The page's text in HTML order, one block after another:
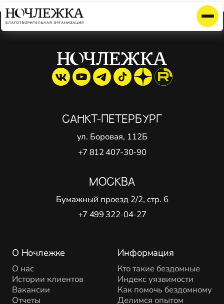
Элемент не найден!
О Ночлежке
О нас
Истории клиентов
Вакансии
Отчеты
Информация
Кто такие бездомные
Индекс уязвимости
Как помочь бездомному
Делимся опытом
САНКТ-ПЕТЕРБУРГ
ул. Боровая, 112Б
+7 812 407-30-90
МОСКВА
Бумажный проезд 2/2, стр. 6
+7 499 322-04-27